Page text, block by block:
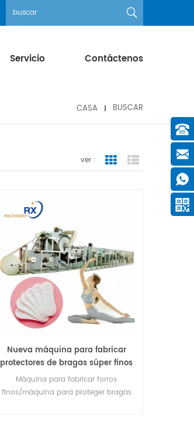
Servicio Contáctenos
CASA BUSCAR
ver : Grid ViewList View
Nueva máquina para fabricar
protectores de bragas súper finos
para mujer
Máquina para fabricar forros
finos/máquina para proteger bragas